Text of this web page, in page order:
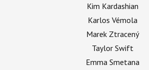
Kim Kardashian
Karlos Vémola
Marek Ztracený
Taylor Swift
Emma Smetana